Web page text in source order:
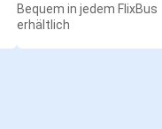
Bequem in jedem FlixBus
erhältlich